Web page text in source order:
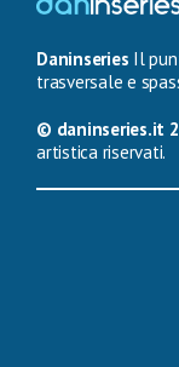
Daninseries Il
trasversale e
© daninseries.it
artistica riservati.